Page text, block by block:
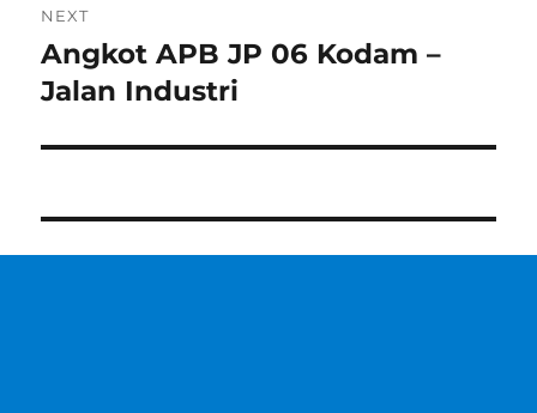
NEXT
Next
post:
Angkot APB JP 06 Kodam –
Jalan Industri